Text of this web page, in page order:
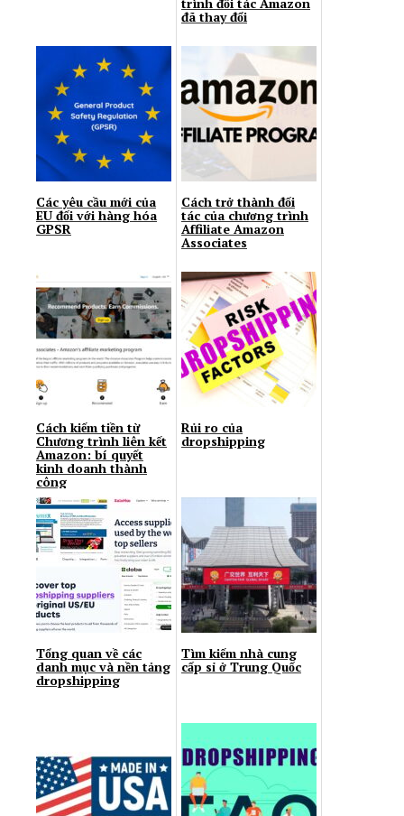
đã thay đổi
Các yêu cầu mới của
EU đối với hàng hóa
GPSR
Cách trở thành đối
tác của chương trình
Affiliate Amazon
Associates
Cách kiếm tiền từ
Chương trình liên kết
Amazon: bí quyết
kinh doanh thành
công
Rủi ro của
dropshipping
Tổng quan về các
danh mục và nền tảng
dropshipping
Tìm kiếm nhà cung
cấp sỉ ở Trung Quốc